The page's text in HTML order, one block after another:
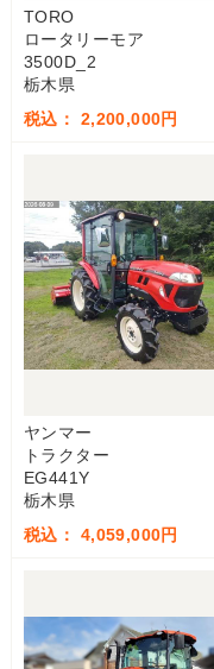
TORO
ロータリーモア
3500D_2
栃木県
税込： 2,200,000円
ヤンマー
トラクター
EG441Y
栃木県
税込： 4,059,000円